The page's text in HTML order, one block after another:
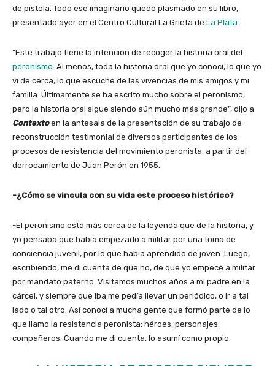
de pistola. Todo ese imaginario quedó plasmado en su libro,
presentado ayer en el Centro Cultural La Grieta de La Plata.
“Este trabajo tiene la intención de recoger la historia oral del
peronismo. Al menos, toda la historia oral que yo conocí, lo que yo
vi de cerca, lo que escuché de las vivencias de mis amigos y mi
familia. Últimamente se ha escrito mucho sobre el peronismo,
pero la historia oral sigue siendo aún mucho más grande”, dijo a
Contextoen la antesala de la presentación de su trabajo de
reconstrucción testimonial de diversos participantes de los
procesos de resistencia del movimiento peronista, a partir del
derrocamiento de Juan Perón en 1955.
-¿Cómo se vincula con su vida este proceso histórico?
-El peronismo está más cerca de la leyenda que de la historia, y
yo pensaba que había empezado a militar por una toma de
conciencia juvenil, por lo que había aprendido de joven. Luego,
escribiendo, me di cuenta de que no, de que yo empecé a militar
por mandato paterno. Visitamos muchos años a mi padre en la
cárcel, y siempre que iba me pedía llevar un periódico, o ir a tal
lado o tal otro. Así conocí a mucha gente que formó parte de lo
que llamo la resistencia peronista: héroes, personajes,
compañeros. Cuando me di cuenta, lo asumí como propio.